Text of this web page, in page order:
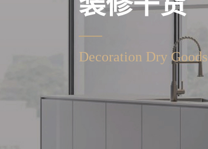
Decoration Dry Goods